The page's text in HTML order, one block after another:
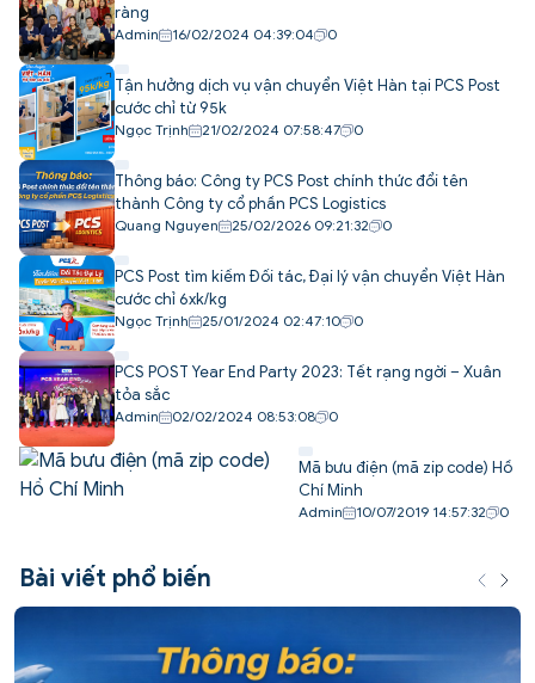
ràng
Admin 16/02/2024 04:39:04 0
Tận hưởng dịch vụ vận chuyển Việt Hàn tại PCS Post
cước chỉ từ 95k
Ngọc Trịnh 21/02/2024 07:58:47 0
Thông báo: Công ty PCS Post chính thức đổi tên
thành Công ty cổ phần PCS Logistics
Quang Nguyen 25/02/2026 09:21:32 0
PCS Post tìm kiếm Đối tác, Đại lý vận chuyển Việt Hàn
cước chỉ 6xk/kg
Ngọc Trịnh 25/01/2024 02:47:10 0
PCS POST Year End Party 2023: Tết rạng ngời – Xuân
tỏa sắc
Admin 02/02/2024 08:53:08 0
Mã bưu điện (mã zip code) Hồ
Chí Minh
Admin 10/07/2019 14:57:32 0
Bài viết phổ biến